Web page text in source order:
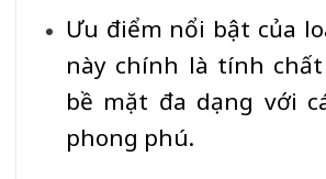
Ưu điểm nổi bật của
này chính là tính
bề mặt đa dạng với
phong phú.